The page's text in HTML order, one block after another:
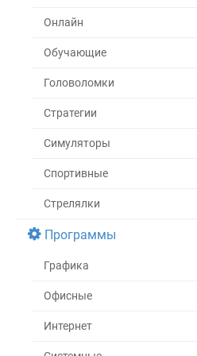
Онлайн
Обучающие
Головоломки
Стратегии
Симуляторы
Спортивные
Стрелялки
Программы
Графика
Офисные
Интернет